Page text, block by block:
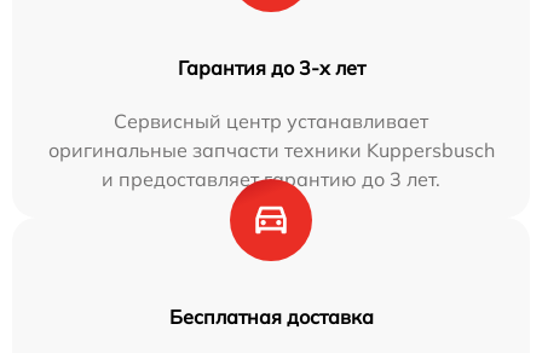
Гарантия до 3-х лет
Сервисный центр устанавливает
оригинальные запчасти техники Kuppersbusch
и предоставляет гарантию до 3 лет.
Бесплатная доставка